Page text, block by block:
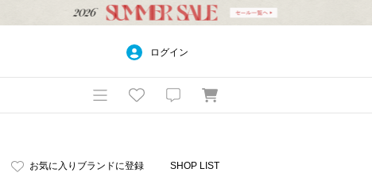
ログイン
お気に入りブランドに登録 SHOP LIST